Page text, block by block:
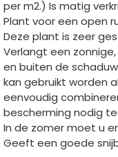
per m2.) Is matig
Plant voor een open
Deze plant is zeer
Verlangt een
en buiten de
kan gebruikt worden
eenvoudig
bescherming nodig
In de zomer moet u
Geeft een goede